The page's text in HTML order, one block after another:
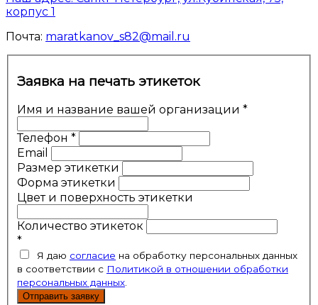
корпус 1
Почта: maratkanov_s82@mail.ru
на
этикеток
Заявка на печать этикеток
Имя и название вашей организации *
Телефон *
Email
Размер этикетки
Форма этикетки
Цвет и поверхность этикетки
Количество этикеток
*
Я даю согласие на обработку персональных данных
в соответствии с Политикой в отношении обработки
персональных данных
Отправить заявку